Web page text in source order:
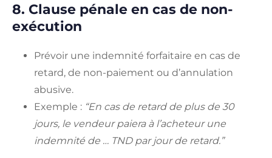
8. Clause pénale en cas de non-
exécution
Prévoir une indemnité forfaitaire en cas de
retard, de non-paiement ou d’annulation
abusive.
Exemple : “En cas de retard de plus de 30
jours, le vendeur paiera à l’acheteur une
indemnité de … TND par jour de retard.”